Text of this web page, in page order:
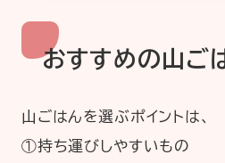
おすすめの山ご
山ごはんを選ぶポイントは、
①持ち運びしやすいもの